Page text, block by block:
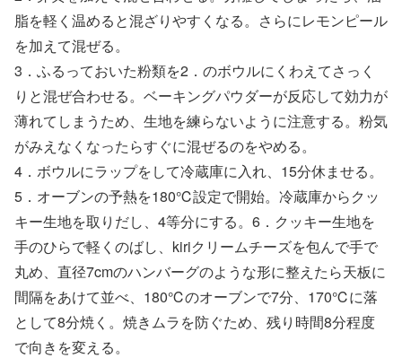
脂を軽く温めると混ざりやすくなる。さらにレモンピール
を加えて混ぜる。
3．ふるっておいた粉類を2．のボウルにくわえてさっく
りと混ぜ合わせる。ベーキングパウダーが反応して効力が
薄れてしまうため、生地を練らないように注意する。粉気
がみえなくなったらすぐに混ぜるのをやめる。
4．ボウルにラップをして冷蔵庫に入れ、15分休ませる。
5．オーブンの予熱を180℃設定で開始。冷蔵庫からクッ
キー生地を取りだし、4等分にする。6．クッキー生地を
手のひらで軽くのばし、kiriクリームチーズを包んで手で
丸め、直径7cmのハンバーグのような形に整えたら天板に
間隔をあけて並べ、180℃のオーブンで7分、170℃に落
として8分焼く。焼きムラを防ぐため、残り時間8分程度
で向きを変える。